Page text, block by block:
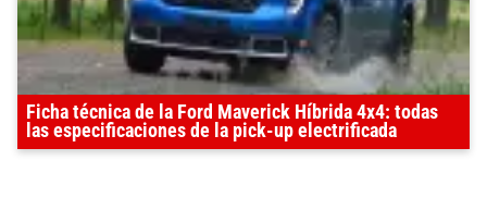
Ficha técnica de la Ford Maverick Híbrida 4x4: todas
las especificaciones de la pick-up electrificada